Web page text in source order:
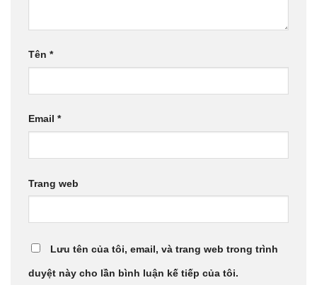
Tên *
Email *
Trang web
Lưu tên của tôi, email, và trang web trong trình
duyệt này cho lần bình luận kế tiếp của tôi.